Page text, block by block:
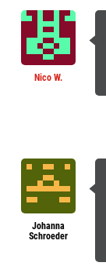
Nico W.
Johanna
Schroeder